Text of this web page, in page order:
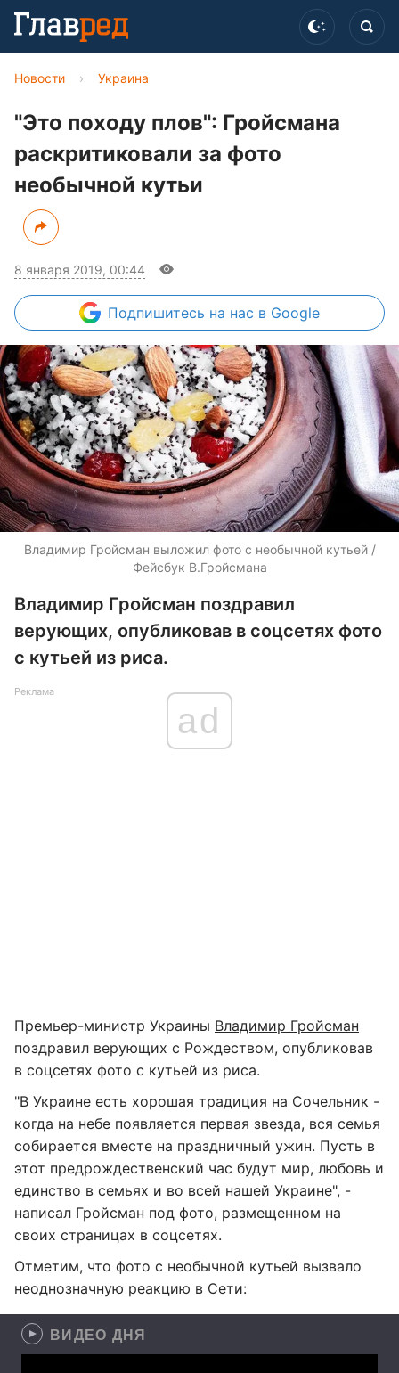
Новости › Украина
"Это походу плов": Гройсмана
раскритиковали за фото
необычной кутьи
8 января 2019, 00:44
Подпишитесь на нас в Google
Владимир Гройсман выложил фото с необычной кутьей /
Фейсбук В.Гройсмана
Владимир Гройсман поздравил
верующих, опубликовав в соцсетях фото
с кутьей из риса.
Реклама
ad
Премьер-министр Украины Владимир Гройсман
поздравил верующих с Рождеством, опубликовав
в соцсетях фото с кутьей из риса.
"В Украине есть хорошая традиция на Сочельник -
когда на небе появляется первая звезда, вся семья
собирается вместе на праздничный ужин. Пусть в
этот предрождественский час будут мир, любовь и
единство в семьях и во всей нашей Украине", -
написал Гройсман под фото, размещенном на
своих страницах в соцсетях.
Отметим, что фото с необычной кутьей вызвало
неоднозначную реакцию в Сети:
ВИДЕО ДНЯ